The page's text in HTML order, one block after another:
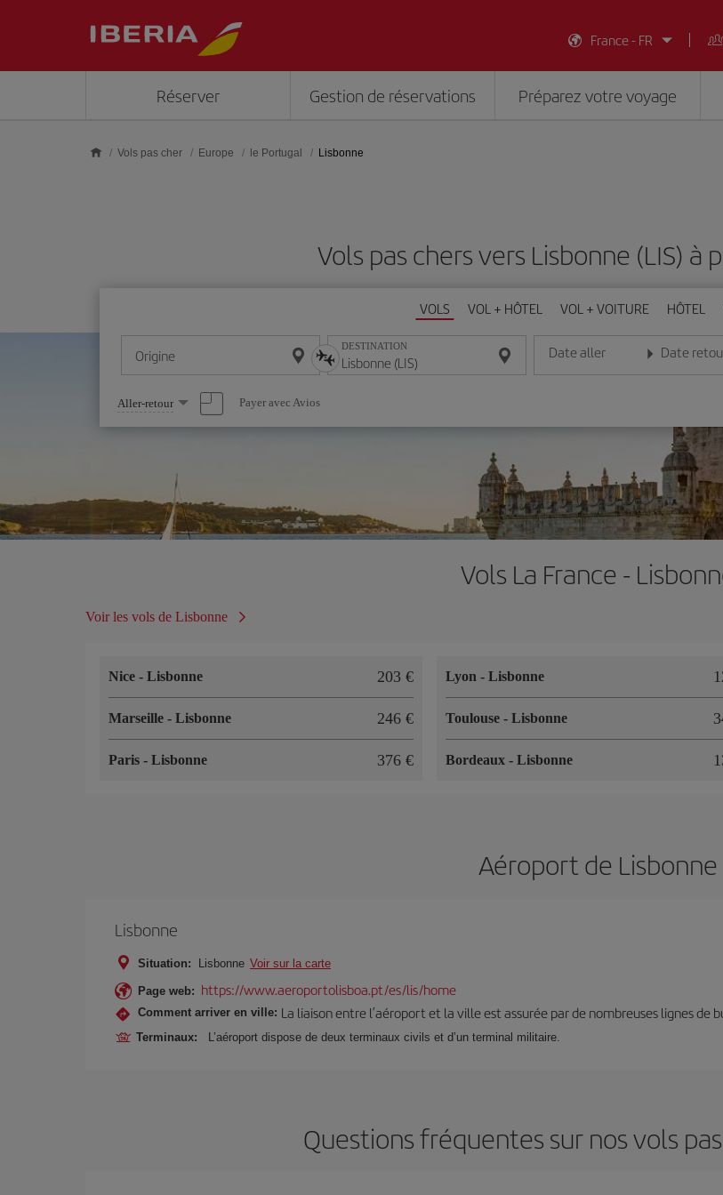
France - FR
Réserver Gestion de réservations Préparez votre voyage
Vols pas cher Europe le Portugal Lisbonne
Vols pas chers vers Lisbonne (LIS)
VOLS VOL + HÔTEL VOL + VOITURE HÔTEL
Origine DESTINATION Date aller
Entrez la date au format jour/mois/
Date
Entrez la date
Sélectionnez
une
option
Aller-retour Payer avec Avios
Vols La France -
Voir les vols de Lisbonne
Nice - Lisbonne 203 €
Marseille - Lisbonne 246 €
Paris - Lisbonne 376 €
Lyon - Lisbonne
Toulouse - Lisbonne
Bordeaux - Lisbonne
Aéroport de Lisbonne
Lisbonne
Situation: Lisbonne Voir sur la carte
Page web: https://www.aeroportolisboa.pt/es/lis/home
Comment arriver en ville: La liaison entre l’aéroport et la ville est assurée par de nombreuses lignes de
Terminaux: L’aéroport dispose de deux terminaux civils et d’un terminal militaire.
Questions fréquentes sur nos vols